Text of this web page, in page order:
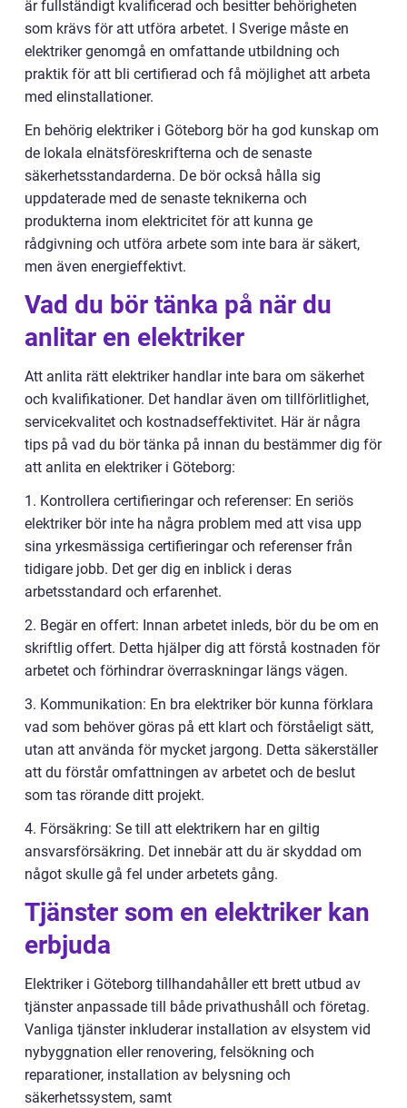
är fullständigt kvalificerad och besitter behörigheten
som krävs för att utföra arbetet. I Sverige måste en
elektriker genomgå en omfattande utbildning och
praktik för att bli certifierad och få möjlighet att arbeta
med elinstallationer.
En behörig elektriker i Göteborg bör ha god kunskap om
de lokala elnätsföreskrifterna och de senaste
säkerhetsstandarderna. De bör också hålla sig
uppdaterade med de senaste teknikerna och
produkterna inom elektricitet för att kunna ge
rådgivning och utföra arbete som inte bara är säkert,
men även energieffektivt.
Vad du bör tänka på när du
anlitar en elektriker
Att anlita rätt elektriker handlar inte bara om säkerhet
och kvalifikationer. Det handlar även om tillförlitlighet,
servicekvalitet och kostnadseffektivitet. Här är några
tips på vad du bör tänka på innan du bestämmer dig för
att anlita en elektriker i Göteborg:
1. Kontrollera certifieringar och referenser: En seriös
elektriker bör inte ha några problem med att visa upp
sina yrkesmässiga certifieringar och referenser från
tidigare jobb. Det ger dig en inblick i deras
arbetsstandard och erfarenhet.
2. Begär en offert: Innan arbetet inleds, bör du be om en
skriftlig offert. Detta hjälper dig att förstå kostnaden för
arbetet och förhindrar överraskningar längs vägen.
3. Kommunikation: En bra elektriker bör kunna förklara
vad som behöver göras på ett klart och förståeligt sätt,
utan att använda för mycket jargong. Detta säkerställer
att du förstår omfattningen av arbetet och de beslut
som tas rörande ditt projekt.
4. Försäkring: Se till att elektrikern har en giltig
ansvarsförsäkring. Det innebär att du är skyddad om
något skulle gå fel under arbetets gång.
Tjänster som en elektriker kan
erbjuda
Elektriker i Göteborg tillhandahåller ett brett utbud av
tjänster anpassade till både privathushåll och företag.
Vanliga tjänster inkluderar installation av elsystem vid
nybyggnation eller renovering, felsökning och
reparationer, installation av belysning och
säkerhetssystem, samt